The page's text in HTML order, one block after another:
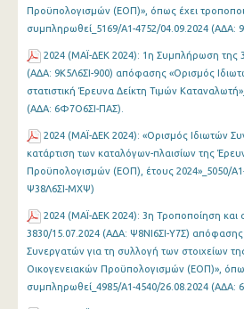
Προϋπολογισμών (ΕΟΠ)», όπως έχει
συμπληρωθεί_5169/Α1-4752/04.09.2024 (ΑΔΑ:
2024 (ΜΑΪ-ΔΕΚ 2024): 1η Συμπλήρωση της
(ΑΔΑ: 9Κ5Λ6ΣΙ-900) απόφασης «Ορισμός
στατιστική Έρευνα Δείκτη Τιμών
(ΑΔΑ: 6Φ7Ο6ΣΙ-ΠΑΣ).
2024 (ΜΑΪ-ΔΕΚ 2024): «Ορισμός Ιδιωτών
κατάρτιση των καταλόγων-πλαισίων της
Προϋπολογισμών (ΕΟΠ), έτους 2024»_5050/
Ψ38Λ6ΣΙ-ΜΧΨ)
2024 (ΜΑΪ-ΔΕΚ 2024): 3η Τροποποίηση
3830/15.07.2024 (ΑΔΑ: Ψ8ΝΙ6ΣΙ-Υ7Σ)
Συνεργατών για τη συλλογή των στοιχείων
Οικογενειακών Προϋπολογισμών (ΕΟΠ)»,
συμπληρωθεί_4985/Α1-4540/26.08.2024 (ΑΔΑ: